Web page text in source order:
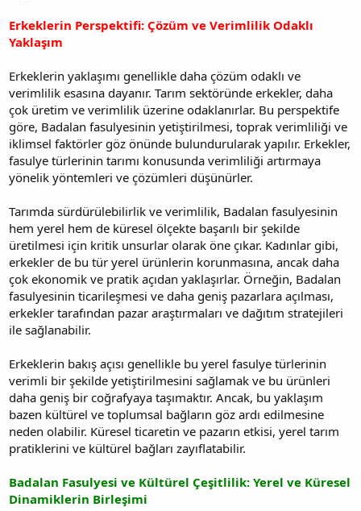
Erkeklerin Perspektifi: Çözüm ve Verimlilik Odaklı
Yaklaşım
Erkeklerin yaklaşımı genellikle daha çözüm odaklı ve
verimlilik esasına dayanır. Tarım sektöründe erkekler, daha
çok üretim ve verimlilik üzerine odaklanırlar. Bu perspektife
göre, Badalan fasulyesinin yetiştirilmesi, toprak verimliliği ve
iklimsel faktörler göz önünde bulundurularak yapılır. Erkekler,
fasulye türlerinin tarımı konusunda verimliliği artırmaya
yönelik yöntemleri ve çözümleri düşünürler.
Tarımda sürdürülebilirlik ve verimlilik, Badalan fasulyesinin
hem yerel hem de küresel ölçekte başarılı bir şekilde
üretilmesi için kritik unsurlar olarak öne çıkar. Kadınlar gibi,
erkekler de bu tür yerel ürünlerin korunmasına, ancak daha
çok ekonomik ve pratik açıdan yaklaşırlar. Örneğin, Badalan
fasulyesinin ticarileşmesi ve daha geniş pazarlara açılması,
erkekler tarafından pazar araştırmaları ve dağıtım stratejileri
ile sağlanabilir.
Erkeklerin bakış açısı genellikle bu yerel fasulye türlerinin
verimli bir şekilde yetiştirilmesini sağlamak ve bu ürünleri
daha geniş bir coğrafyaya taşımaktır. Ancak, bu yaklaşım
bazen kültürel ve toplumsal bağların göz ardı edilmesine
neden olabilir. Küresel ticaretin ve pazarın etkisi, yerel tarım
pratiklerini ve kültürel bağları zayıflatabilir.
Badalan Fasulyesi ve Kültürel Çeşitlilik: Yerel ve Küresel
Dinamiklerin Birleşimi